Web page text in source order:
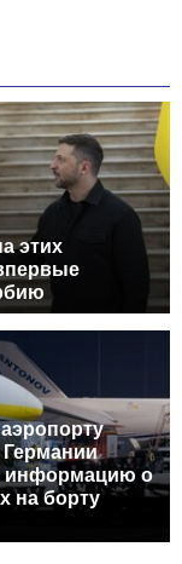
этих
Германии
информацию о
на борту